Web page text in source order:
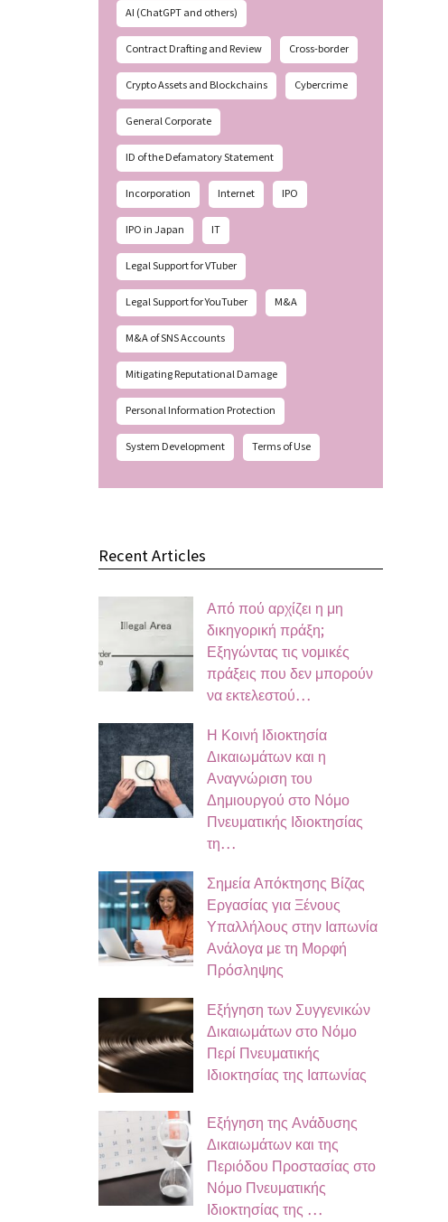
AI (ChatGPT and others)
Contract Drafting and Review Cross-border
Crypto Assets and Blockchains Cybercrime
General Corporate
ID of the Defamatory Statement
Incorporation Internet IPO
IPO in Japan IT
Legal Support for VTuber
Legal Support for YouTuber M&A
M&A of SNS Accounts
Mitigating Reputational Damage
Personal Information Protection
System Development Terms of Use
Recent Articles
Από πού αρχίζει η μη
δικηγορική πράξη;
Εξηγώντας τις νομικές
πράξεις που δεν μπορούν
να εκτελεστού…
Η Κοινή Ιδιοκτησία
Δικαιωμάτων και η
Αναγνώριση του
Δημιουργού στο Νόμο
Πνευματικής Ιδιοκτησίας
τη…
Σημεία Απόκτησης Βίζας
Εργασίας για Ξένους
Υπαλλήλους στην Ιαπωνία
Ανάλογα με τη Μορφή
Πρόσληψης
Εξήγηση των Συγγενικών
Δικαιωμάτων στο Νόμο
Περί Πνευματικής
Ιδιοκτησίας της Ιαπωνίας
Εξήγηση της Ανάδυσης
Δικαιωμάτων και της
Περιόδου Προστασίας στο
Νόμο Πνευματικής
Ιδιοκτησίας της …